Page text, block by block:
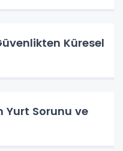
Küresel
Yurt Sorunu ve